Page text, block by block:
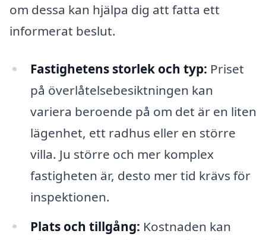
om dessa kan hjälpa dig att fatta ett
informerat beslut.
Fastighetens storlek och typ: Priset
på överlåtelsebesiktningen kan
variera beroende på om det är en liten
lägenhet, ett radhus eller en större
villa. Ju större och mer komplex
fastigheten är, desto mer tid krävs för
inspektionen.
Plats och tillgång: Kostnaden kan